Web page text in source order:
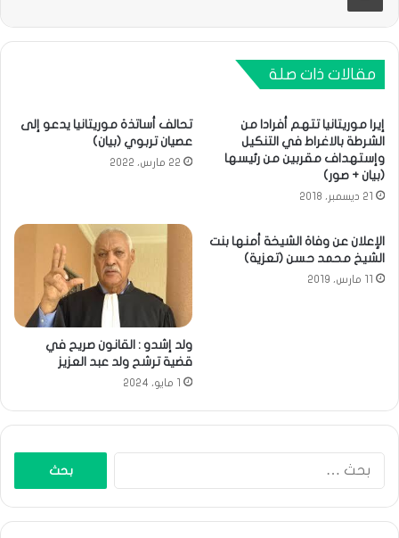
مقالات ذات صلة
إيرا موريتانيا تتهم أفرادا من
الشرطة بالاغراط في التنكيل
وإستهداف مقربين من رئيسها
(بيان + صور)
21 ديسمبر، 2018
تحالف أساتذة موريتانيا يدعو إلى
عصيان تربوي (بيان)
22 مارس، 2022
الإعلان عن وفاة الشيخة أمنها بنت
الشيخ محمد حسن (تعزية)
11 مارس، 2019
ولد إشدو : القانون صريح في
قضية ترشح ولد عبد العزيز
1 مايو، 2024